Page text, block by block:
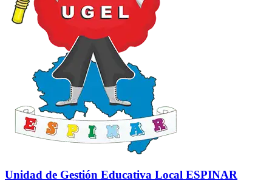
Unidad de Gestión Educativa Local ESPINAR